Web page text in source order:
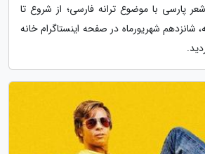
پارسی با موضوع ترانه فارسی؛ از شروع تا
شانزدهم شهریورماه در صفحه اینستاگرام خانه